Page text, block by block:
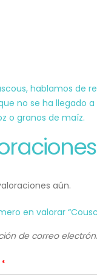
hablamos de
no se ha llegado
o granos de maíz.
aún.
en valorar
de correo
*